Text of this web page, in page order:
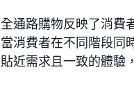
全通路購物反映了消費
當消費者在不同階段同
貼近需求且一致的體驗